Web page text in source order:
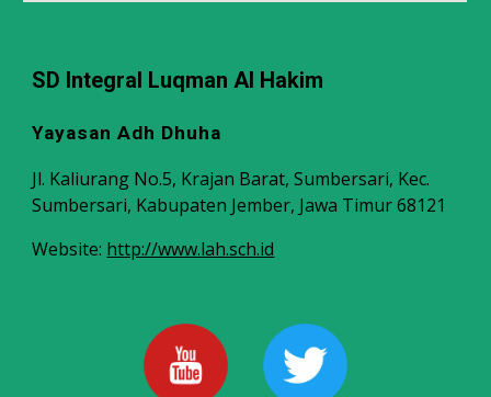
SD Integral Luqman Al Hakim
Yayasan Adh Dhuha
Jl. Kaliurang No.5, Krajan Barat, Sumbersari, Kec.
Sumbersari, Kabupaten Jember, Jawa Timur 68121
Website: http://www.lah.sch.id